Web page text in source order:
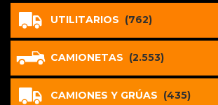
UTILITARIOS (762)
CAMIONETAS (2.553)
CAMIONES Y GRÚAS (435)